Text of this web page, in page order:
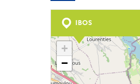
IBOS
+
−